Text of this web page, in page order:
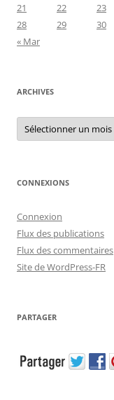
21
22 23
28
29
30
« Mar
ARCHIVES
Archives
CONNEXIONS
Connexion
Flux des publications
Flux des commentaires
Site de WordPress-FR
PARTAGER